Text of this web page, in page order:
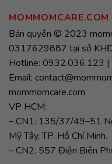
Bản quyền © 2023
0317629887 tại sở
Hotline: 0932.036.123
Email:
mommomcare.com
VP HCM:
– CN1: 135/37/49–51
Mỹ Tây, TP. Hồ Chí Minh.
– CN2: 557 Điện Biên